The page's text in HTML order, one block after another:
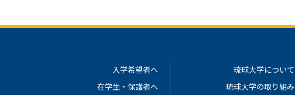
入学希望者へ
在学生・保護者へ
琉球大学について
琉球大学の取り組み